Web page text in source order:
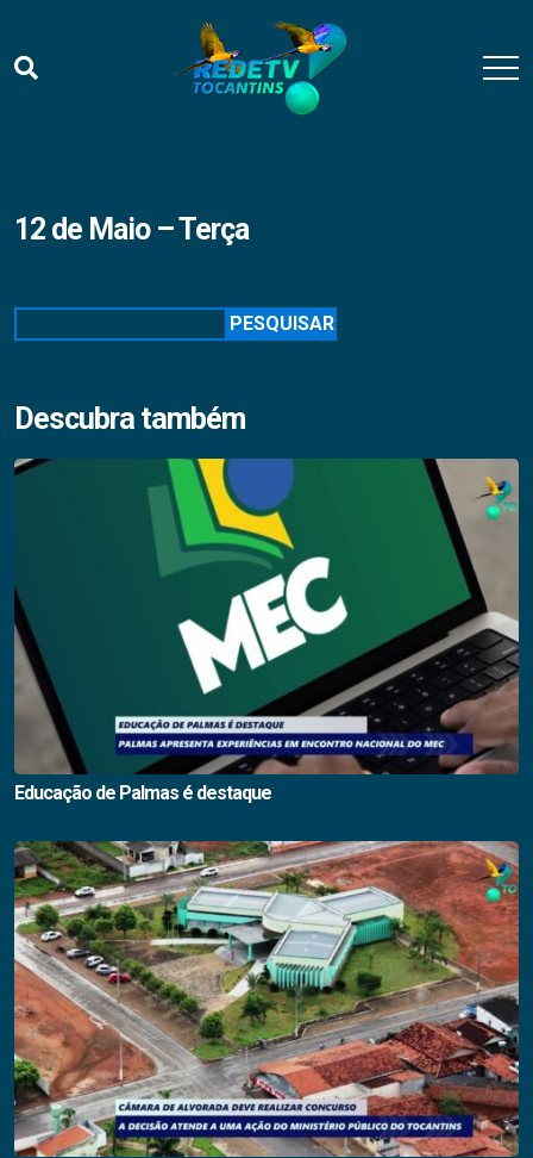
12 de Maio – Terça
PESQUISAR
Descubra também
Educação de Palmas é destaque